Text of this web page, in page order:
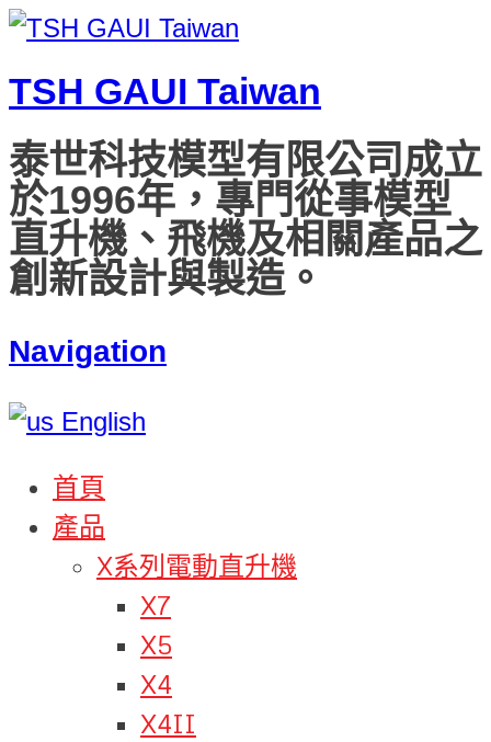
TSH GAUI Taiwan
泰世科技模型有限公司成立
於1996年，專門從事模型
直升機、飛機及相關產品之
創新設計與製造。
Navigation
English
首頁
產品
X系列電動直升機
X7
X5
X4
X4II